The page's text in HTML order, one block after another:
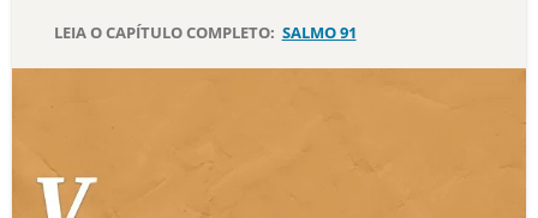
10 MANDAMENTOS
LEIA O CAPÍTULO COMPLETO: SALMO 91